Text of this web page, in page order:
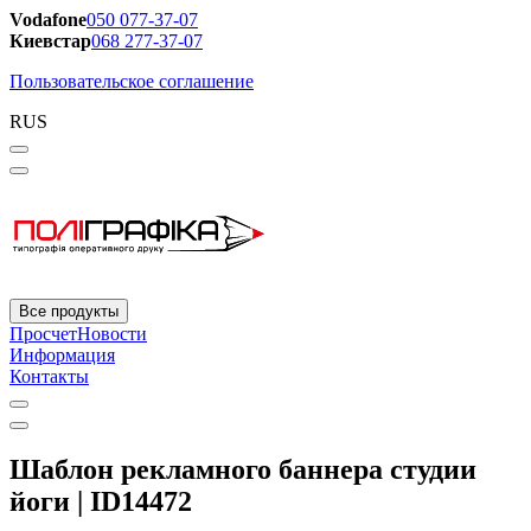
Vodafone050 077-37-07
Киевстар068 277-37-07
Пользовательское соглашение
RUS
Все продукты
ПросчетНовости
Информация
Контакты
Шаблон рекламного баннера студии
йоги | ID14472